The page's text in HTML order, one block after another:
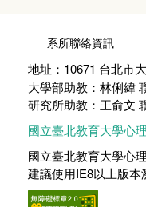
系所聯絡資訊
地址：10671 台北市
大學部助教：林俐緯
研究所助教：王俞文
國立臺北教育大學心
國立臺北教育大學心
建議使用IE8以上版本